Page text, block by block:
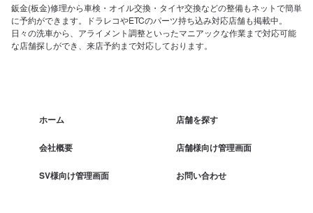
鈑金(板金)修理から車検・オイル交換・タイヤ交換などの整備もネットで簡単
に予約ができます。ドラレコやETCのパーツ持ち込み対応店舗も掲載中。
日々の洗車から、アライメント調整といったマニアックな作業まで対応可能
な店舗探しができ、来店予約まで対応しております。
ホーム 店舗を探す
会社概要 店舗様向け管理画面
SV様向け管理画面 お問い合わせ